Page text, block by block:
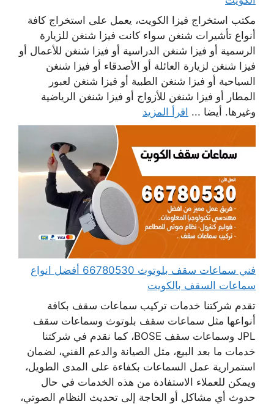
مكتب استخراج فيزا الكويت، يعمل على استخراج كافة
أنواع تأشيرات شنغن سواء كانت فيزا شنغن للزيارة
الرسمية أو فيزا شنغن الدراسية أو فيزا شنغن للأعمال أو
فيزا شنغن لزيارة العائلة أو الأصدقاء أو فيزا شنغن
السياحية أو فيزا شنغن الطبية أو فيزا شنغن لعبور
المطار أو فيزا شنغن للأزواج أو فيزا شنغن الرياضية
وغيرها. أيضا ... اقرأ المزيد
فني سماعات سقف بلوتوث 66780530 أفضل انواع
سماعات السقف بالكويت
تقدم شركتنا خدمات تركيب سماعات سقف بكافة
أنواعها مثل سماعات سقف بلوتوث وسماعات سقف
JPL وسماعات سقف BOSE، كما نقدم في شركتنا
خدمات ما بعد البيع، مثل الصيانة والدعم الفني، لضمان
استمرارية عمل السماعات بكفاءة على المدى الطويل،
ويمكن للعملاء الاستفادة من هذه الخدمات في حال
حدوث أي مشاكل أو الحاجة إلى تحديث النظام الصوتي،